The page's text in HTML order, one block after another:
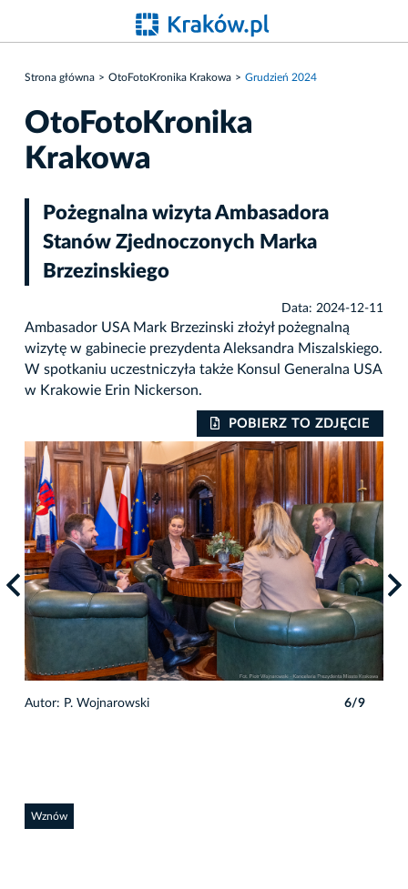
Strona główna OtoFotoKronika Krakowa Grudzień 2024
OtoFotoKronika
Krakowa
Pożegnalna wizyta Ambasadora
Stanów Zjednoczonych Marka
Brzezinskiego
Data: 2024-12-11
Ambasador USA Mark Brzezinski złożył pożegnalną
wizytę w gabinecie prezydenta Aleksandra Miszalskiego.
W spotkaniu uczestniczyła także Konsul Generalna USA
w Krakowie Erin Nickerson.
POBIERZ TO ZDJĘCIE
Autor: P. Wojnarowski 6/9
Wznów